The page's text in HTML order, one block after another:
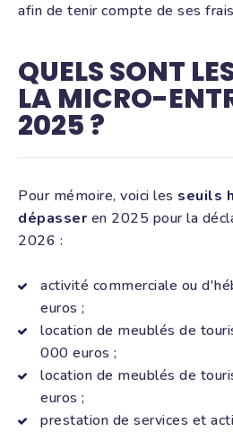
afin de tenir compte de ses
QUELS SONT
LA MICRO-
2025 ?
Pour mémoire, voici les seuils
dépasser en 2025 pour la
2026 :
activité commerciale ou
euros ;
location de meublés de
000 euros ;
location de meublés de
euros ;
prestation de services et